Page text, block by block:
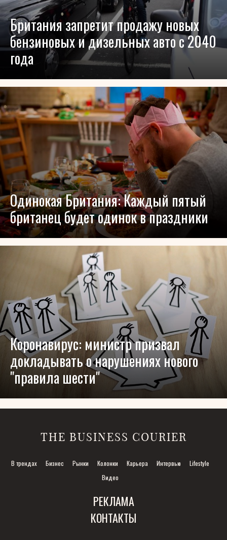
Британия запретит продажу новых
бензиновых и дизельных авто с 2040
года
Одинокая Британия: Каждый пятый
британец будет одинок в праздники
Коронавирус: министр призвал
докладывать о нарушениях нового
"правила шести"
THE BUSINESS COURIER
В трендах Бизнес Рынки Колонки Карьера Интервью
Lifestyle
Видео
КОНТАКТЫ
РЕКЛАМА